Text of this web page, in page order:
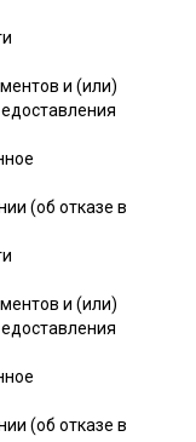
и (или)
(об отказе в
и (или)
(об отказе в